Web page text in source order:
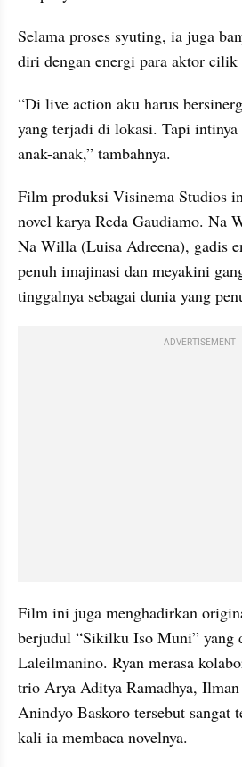
Selama proses syuting, ia juga
diri dengan energi para aktor cilik
“Di live action aku harus
yang terjadi di lokasi. Tapi intinya
anak-anak,” tambahnya.
Film produksi Visinema Studios
novel karya Reda Gaudiamo. Na
Na Willa (Luisa Adreena), gadis
penuh imajinasi dan meyakini
tinggalnya sebagai dunia yang
ADVERTISEMENT
Film ini juga menghadirkan
berjudul “Sikilku Iso Muni” yang
Laleilmanino. Ryan merasa
trio Arya Aditya Ramadhya,
Anindyo Baskoro tersebut sangat
kali ia membaca novelnya.